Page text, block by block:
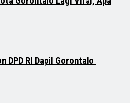
DPD RI Dapil Gorontalo